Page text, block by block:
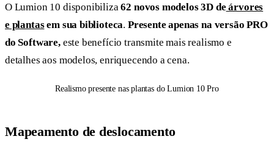
O Lumion 10 disponibiliza62 novos modelos 3D de árvores
e plantasem sua biblioteca. Presente apenas na versão PRO
do Software,este benefício transmite mais realismo e
detalhes aos modelos, enriquecendo a cena.
Realismo presente nas plantas do Lumion 10 Pro
Mapeamento de deslocamento